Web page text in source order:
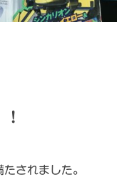
されました。